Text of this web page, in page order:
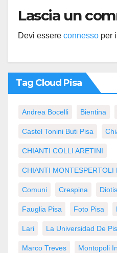
Lascia un
Devi essere connesso per
Tag Cloud Pisa
Andrea Bocelli Bientina
Castel Tonini Buti Pisa
CHIANTI COLLI ARETINI
CHIANTI MONTESPERTOLI
Comuni Crespina
Fauglia Pisa Foto Pisa
Lari La Universidad De
Marco Treves Montopoli